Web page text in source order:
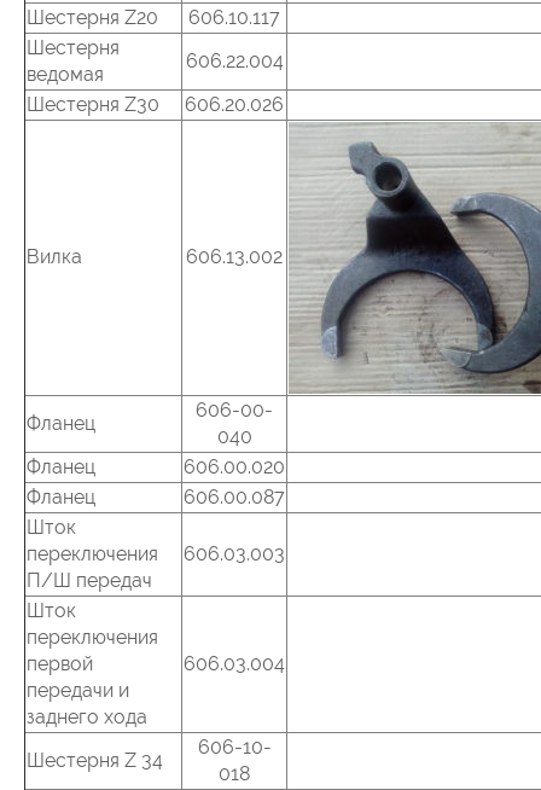
Шестерня Z20
606.10.117
Шестерня
ведомая
606.22.004
Шестерня Z30
606.20.026
Вилка 606.13.002
Фланец
606-00-
040
Фланец
606.00.020
Фланец
606.00.087
Шток
переключения
П/Ш передач
606.03.003
Шток
переключения
первой
передачи и
заднего хода
606.03.004
Шестерня Z 34
606-10-
018